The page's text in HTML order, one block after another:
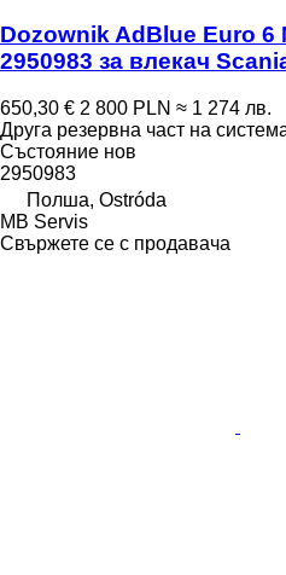
Dozownik AdBlue Euro 6
2950983 за влекач
650,30 € 2 800 PLN ≈ 1 274 лв.
Друга резервна част на
Състояние нов
2950983
Полша, Ostróda
MB Servis
Свържете се с продавача